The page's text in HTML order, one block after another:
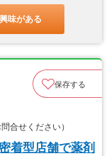
味がある
保存する
合せください）
着型店舗で薬剤